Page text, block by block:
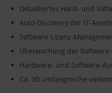
Detailliertes Hard- und
Auto-Discovery der IT-
Software-Lizenz-
Überwachung der
Hardware- und Software-
Ca. 30 umfangreiche